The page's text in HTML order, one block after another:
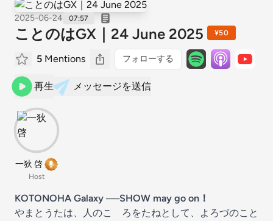
2025-06-24 07:57
ことのはGX｜24 June 2025 ¥50
5 Mentions フォローする
再生 メッセージを送信
一狄 啓
Host
KOTONOHA Galaxy ──SHOW may go on！
やまとうたは、人のこゝろをたねとして、よろづのこと